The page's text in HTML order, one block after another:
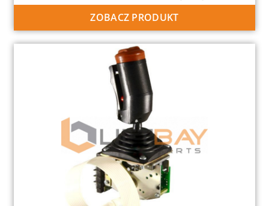
ZOBACZ PRODUKT